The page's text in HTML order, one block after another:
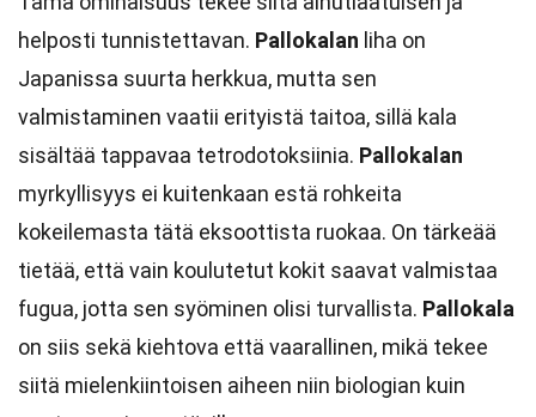
helposti tunnistettavan. Pallokalan liha on
Japanissa suurta herkkua, mutta sen
valmistaminen vaatii erityistä taitoa, sillä kala
sisältää tappavaa tetrodotoksiinia. Pallokalan
myrkyllisyys ei kuitenkaan estä rohkeita
kokeilemasta tätä eksoottista ruokaa. On tärkeää
tietää, että vain koulutetut kokit saavat valmistaa
fugua, jotta sen syöminen olisi turvallista. Pallokala
on siis sekä kiehtova että vaarallinen, mikä tekee
siitä mielenkiintoisen aiheen niin biologian kuin